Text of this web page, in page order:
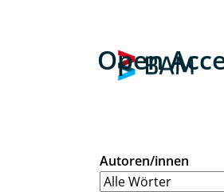
Open
Autoren/innen